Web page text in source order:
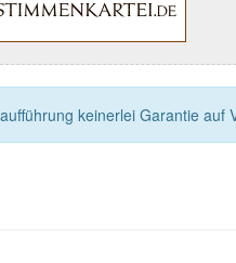
keinerlei Garantie auf